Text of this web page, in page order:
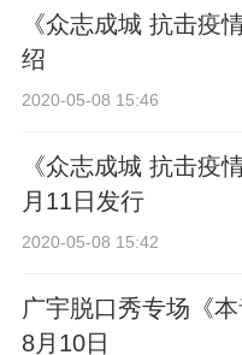
《众志成城 抗击疫
绍
2020-05-08 15:46
《众志成城 抗击疫
月11日发行
2020-05-08 15:42
广宇脱口秀专场《
8月10日